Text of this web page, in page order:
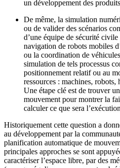
un développement des
De même, la simulation
ou de valider des scénarios
d’une équipe de sécurité
navigation de robots mobiles
ou la coordination de
simulation de tels processus
positionnement relatif ou au
ressources : machines,
Une étape clé est de trouver
mouvement pour montrer la
calculer ce que sera
Historiquement cette question a
au développement par la
planification automatique de
principales approches se sont
caractériser l’espace libre, par des